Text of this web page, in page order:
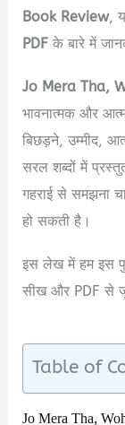
Book Review,
PDFके बारे में
Jo Mera Tha,
भावनात्मक और
बिछड़ने, उम्मीद,
सरल शब्दों में
गहराई से समझना
हो सकती है।
इस लेख में हम इस
सीख और PDF से
Table of
Jo Mera Tha,